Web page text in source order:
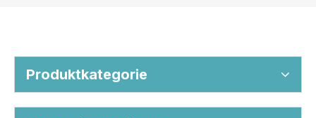
Produktkategorie